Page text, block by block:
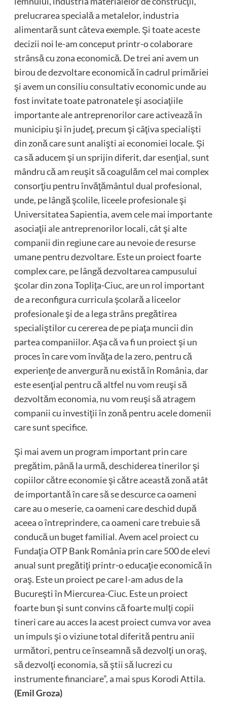
prelucrarea specială a metalelor, industria
alimentară sunt câteva exemple. Şi toate aceste
decizii noi le-am conceput printr-o colaborare
strânsă cu zona economică. De trei ani avem un
birou de dezvoltare economică în cadrul primăriei
şi avem un consiliu consultativ economic unde au
fost invitate toate patronatele şi asociaţiile
importante ale antreprenorilor care activează în
municipiu şi în judeţ, precum şi câţiva specialişti
din zonă care sunt analişti ai economiei locale. Şi
ca să aducem şi un sprijin diferit, dar esenţial, sunt
mândru că am reuşit să coagulăm cel mai complex
consorţiu pentru învăţământul dual profesional,
unde, pe lângă şcolile, liceele profesionale şi
Universitatea Sapientia, avem cele mai importante
asociaţii ale antreprenorilor locali, cât şi alte
companii din regiune care au nevoie de resurse
umane pentru dezvoltare. Este un proiect foarte
complex care, pe lângă dezvoltarea campusului
şcolar din zona Topliţa-Ciuc, are un rol important
de a reconfigura curricula şcolară a liceelor
profesionale şi de a lega strâns pregătirea
specialiştilor cu cererea de pe piaţa muncii din
partea companiilor. Aşa că va fi un proiect şi un
proces în care vom învăţa de la zero, pentru că
experienţe de anvergură nu există în România, dar
este esenţial pentru că altfel nu vom reuşi să
dezvoltăm economia, nu vom reuşi să atragem
companii cu investiţii în zonă pentru acele domenii
care sunt specifice.
Şi mai avem un program important prin care
pregătim, până la urmă, deschiderea tinerilor şi
copiilor către economie şi către această zonă atât
de importantă în care să se descurce ca oameni
care au o meserie, ca oameni care deschid după
aceea o întreprindere, ca oameni care trebuie să
conducă un buget familial. Avem acel proiect cu
Fundaţia OTP Bank România prin care 500 de elevi
anual sunt pregătiţi printr-o educaţie economică în
oraş. Este un proiect pe care l-am adus de la
Bucureşti în Miercurea-Ciuc. Este un proiect
foarte bun şi sunt convins că foarte mulţi copii
tineri care au acces la acest proiect cumva vor avea
un impuls şi o viziune total diferită pentru anii
următori, pentru ce înseamnă să dezvolţi un oraş,
să dezvolţi economia, să ştii să lucrezi cu
instrumente financiare”, a mai spus Korodi Attila.
(Emil Groza)